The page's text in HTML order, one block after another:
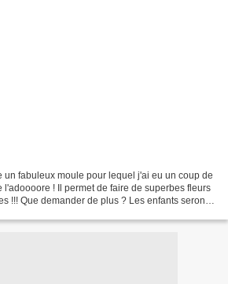
un fabuleux moule pour lequel j'ai eu un coup de
l'adoooore ! Il permet de faire de superbes fleurs
!!! Que demander de plus ? Les enfants seront